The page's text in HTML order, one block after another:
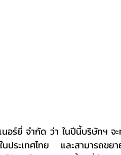
ประเทศไทย และสามารถขยา